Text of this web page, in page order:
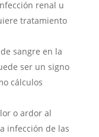
renal u
tratamiento
sangre en la
ser un signo
cálculos
o ardor al
infección de las